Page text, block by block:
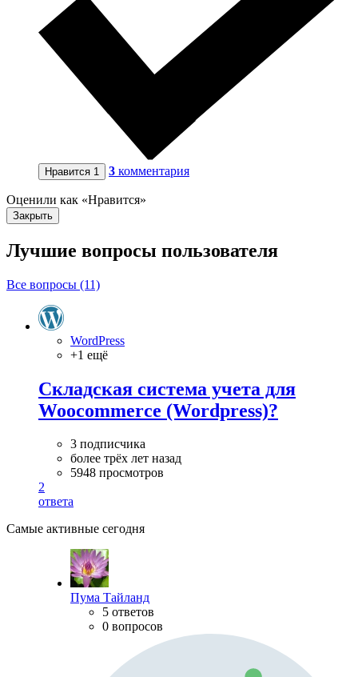
Нравится 1 3 комментария
Оценили как «Нравится»
Закрыть
Лучшие вопросы пользователя
Все вопросы (11)
WordPress
+1 ещё
Складская система учета для
Woocommerce (Wordpress)?
3 подписчика
более трёх лет назад
5948 просмотров
2
ответа
Самые активные сегодня
Пума Тайланд
5 ответов
0 вопросов